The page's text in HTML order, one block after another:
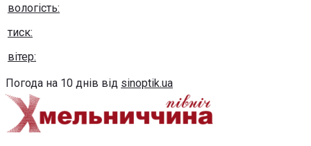
вологість:
тиск:
вітер:
Погода на 10 днів від sinoptik.ua